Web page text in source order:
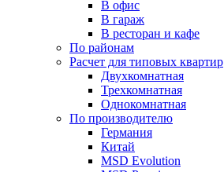
В офис
В гараж
В ресторан и кафе
По районам
Расчет для типовых квартир
Двухкомнатная
Трехкомнатная
Однокомнатная
По производителю
Германия
Китай
MSD Evolution